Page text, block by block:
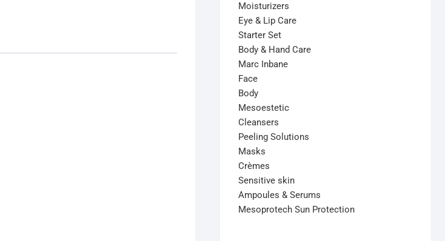
Moisturizers
Eye & Lip Care
Starter Set
Body & Hand Care
Marc Inbane
Face
Body
Mesoestetic
Cleansers
Peeling Solutions
Masks
Crèmes
Sensitive skin
Ampoules & Serums
Mesoprotech Sun Protection